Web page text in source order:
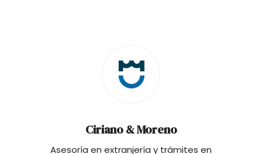
Ciriano & Moreno
Asesoría en extranjería y trámites en